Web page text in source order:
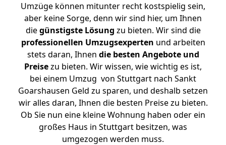
Umzüge können mitunter recht kostspielig sein,
aber keine Sorge, denn wir sind hier, um Ihnen
diegünstigste Lösung zu bieten. Wir sind die
professionellen Umzugsexperten und arbeiten
stets daran, Ihnen die besten Angebote und
Preisezu bieten. Wir wissen, wie wichtig es ist,
bei einem Umzug von Stuttgart nach Sankt
Goarshausen Geld zu sparen, und deshalb setzen
wir alles daran, Ihnen die besten Preise zu bieten.
Ob Sie nun eine kleine Wohnung haben oder ein
großes Haus in Stuttgart besitzen, was
umgezogen werden muss.